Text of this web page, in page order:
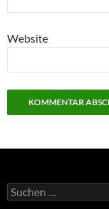
Website
Suchen
nach: